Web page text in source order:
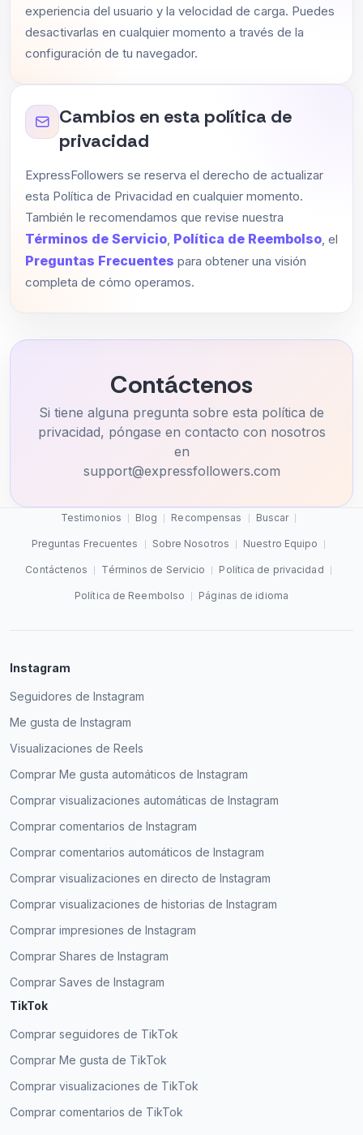
experiencia del usuario y la velocidad de carga. Puedes
desactivarlas en cualquier momento a través de la
configuración de tu navegador.
Cambios en esta política de
privacidad
ExpressFollowers se reserva el derecho de actualizar
esta Política de Privacidad en cualquier momento.
También le recomendamos que revise nuestra
Términos de Servicio, Política de Reembolso, el
Preguntas Frecuentes para obtener una visión
completa de cómo operamos.
Contáctenos
Si tiene alguna pregunta sobre esta política de
privacidad, póngase en contacto con nosotros
en
support@expressfollowers.com
Testimonios Blog Recompensas Buscar
Preguntas Frecuentes Sobre Nosotros Nuestro Equipo
Contáctenos Términos de Servicio Política de privacidad
Política de Reembolso Páginas de idioma
Instagram
Seguidores de Instagram
Me gusta de Instagram
Visualizaciones de Reels
Comprar Me gusta automáticos de Instagram
Comprar visualizaciones automáticas de Instagram
Comprar comentarios de Instagram
Comprar comentarios automáticos de Instagram
Comprar visualizaciones en directo de Instagram
Comprar visualizaciones de historias de Instagram
Comprar impresiones de Instagram
Comprar Shares de Instagram
Comprar Saves de Instagram
TikTok
Comprar seguidores de TikTok
Comprar Me gusta de TikTok
Comprar visualizaciones de TikTok
Comprar comentarios de TikTok